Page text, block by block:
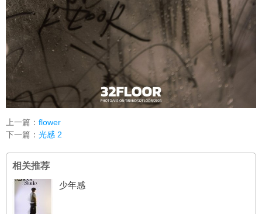
上一篇： flower
下一篇： 光感 2
相关推荐
少年感